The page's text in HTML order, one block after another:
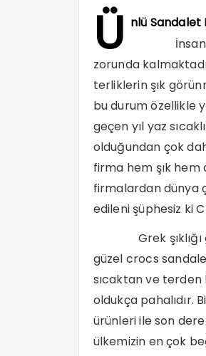
Ü nlü Sandalet
İnsanlar
zorunda
terliklerin şık
bu durum özellikle
geçen yıl yaz
olduğundan çok
firma hem şık
firmalardan dünya
edileni şüphesiz ki
Grek şıklığı
güzel crocs
sıcaktan ve terden
oldukça pahalıdır.
ürünleri ile son
ülkemizin en çok